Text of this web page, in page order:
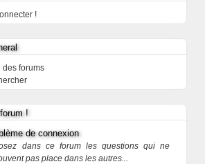
!
des forums
!
de connexion
dans ce forum les questions qui ne
pas place dans les autres...